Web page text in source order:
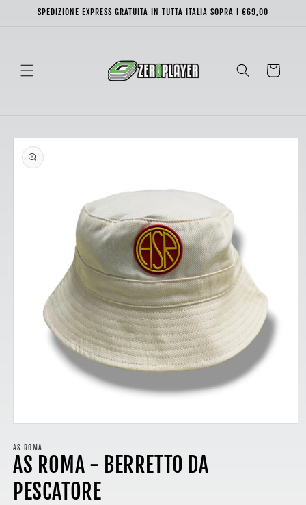
direttamente
SPEDIZIONE EXPRESS GRATUITA IN TUTTA ITALIA SOPRA I €69,00
Carrello
Passa alle
informazioni
sul prodotto
multimediali
1
in
modale
AS ROMA
AS ROMA - BERRETTO DA
PESCATORE